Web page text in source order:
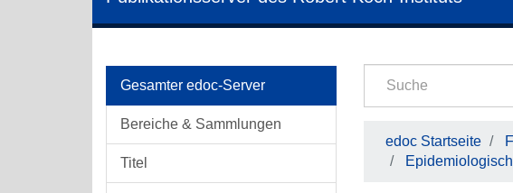
Gesamter edoc-Server
Bereiche & Sammlungen
Titel
edoc Startseite